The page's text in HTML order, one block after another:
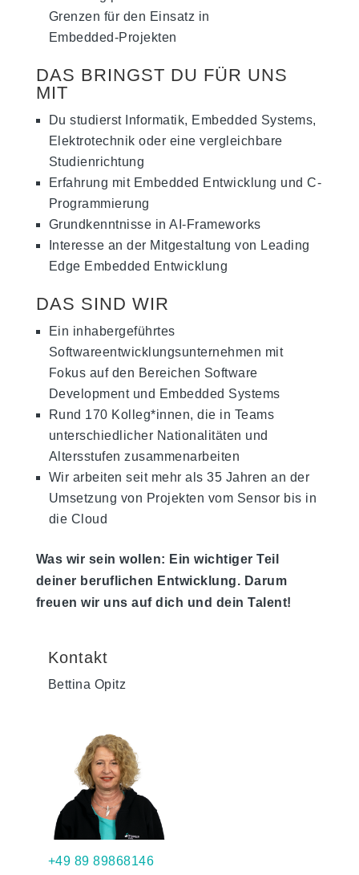
Grenzen für den Einsatz in
Embedded‑Projekten
DAS BRINGST DU FÜR UNS
MIT
Du studierst Informatik, Embedded Systems,
Elektrotechnik oder eine vergleichbare
Studienrichtung
Erfahrung mit Embedded Entwicklung und C-
Programmierung
Grundkenntnisse in AI-Frameworks
Interesse an der Mitgestaltung von Leading
Edge Embedded Entwicklung
DAS SIND WIR
Ein inhabergeführtes
Softwareentwicklungsunternehmen mit
Fokus auf den Bereichen Software
Development und Embedded Systems
Rund 170 Kolleg*innen, die in Teams
unterschiedlicher Nationalitäten und
Altersstufen zusammenarbeiten
Wir arbeiten seit mehr als 35 Jahren an der
Umsetzung von Projekten vom Sensor bis in
die Cloud
Was wir sein wollen: Ein wichtiger Teil
deiner beruflichen Entwicklung. Darum
freuen wir uns auf dich und dein Talent!
Kontakt
Bettina Opitz
+49 89 89868146